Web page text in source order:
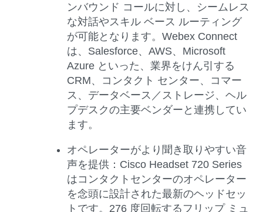
ンバウンド コールに対し、シームレス
な対話やスキル ベース ルーティング
が可能となります。Webex Connect
は、Salesforce、AWS、Microsoft
Azure といった、業界をけん引する
CRM、コンタクト センター、コマー
ス、データベース／ストレージ、ヘル
プデスクの主要ベンダーと連携してい
ます。
オペレーターがより聞き取りやすい音
声を提供：Cisco Headset 720 Series
はコンタクトセンターのオペレーター
を念頭に設計された最新のヘッドセッ
トです。276 度回転するフリップ ミュ